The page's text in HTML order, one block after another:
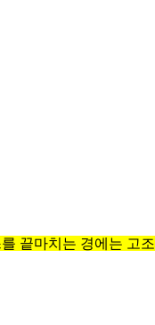
끝마치는 경에는 고